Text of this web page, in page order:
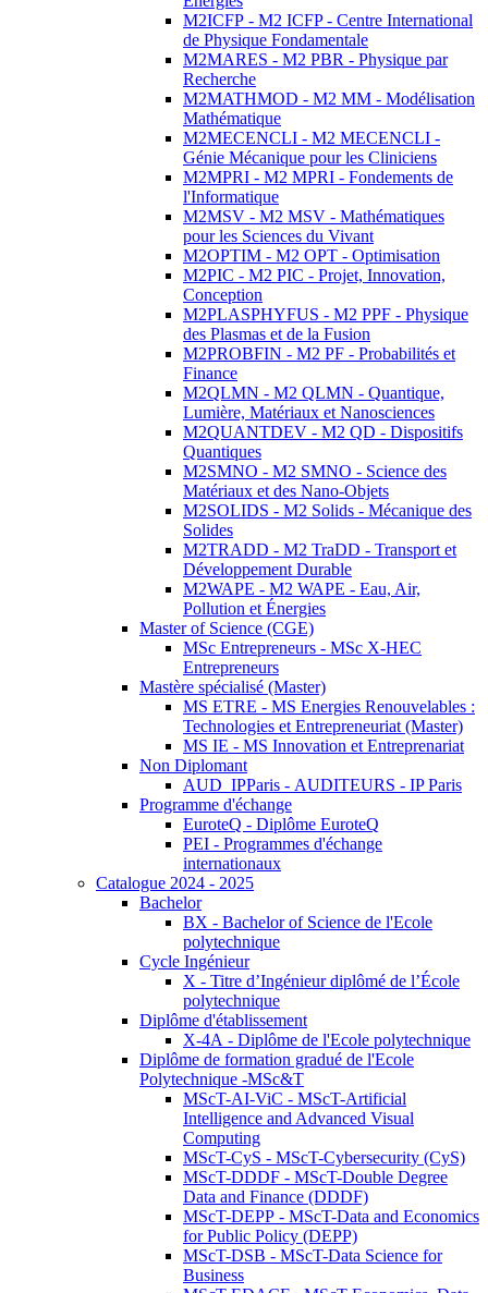
M2ICFP - M2 ICFP - Centre International
de Physique Fondamentale
M2MARES - M2 PBR - Physique par
Recherche
M2MATHMOD - M2 MM - Modélisation
Mathématique
M2MECENCLI - M2 MECENCLI -
Génie Mécanique pour les Cliniciens
M2MPRI - M2 MPRI - Fondements de
l'Informatique
M2MSV - M2 MSV - Mathématiques
pour les Sciences du Vivant
M2OPTIM - M2 OPT - Optimisation
M2PIC - M2 PIC - Projet, Innovation,
Conception
M2PLASPHYFUS - M2 PPF - Physique
des Plasmas et de la Fusion
M2PROBFIN - M2 PF - Probabilités et
Finance
M2QLMN - M2 QLMN - Quantique,
Lumière, Matériaux et Nanosciences
M2QUANTDEV - M2 QD - Dispositifs
Quantiques
M2SMNO - M2 SMNO - Science des
Matériaux et des Nano-Objets
M2SOLIDS - M2 Solids - Mécanique des
Solides
M2TRADD - M2 TraDD - Transport et
Développement Durable
M2WAPE - M2 WAPE - Eau, Air,
Pollution et Énergies
Master of Science (CGE)
MSc Entrepreneurs - MSc X-HEC
Entrepreneurs
Mastère spécialisé (Master)
MS ETRE - MS Energies Renouvelables :
Technologies et Entrepreneuriat (Master)
MS IE - MS Innovation et Entreprenariat
Non Diplomant
AUD_IPParis - AUDITEURS - IP Paris
Programme d'échange
EuroteQ - Diplôme EuroteQ
PEI - Programmes d'échange
internationaux
Catalogue 2024 - 2025
Bachelor
BX - Bachelor of Science de l'Ecole
polytechnique
Cycle Ingénieur
X - Titre d’Ingénieur diplômé de l’École
polytechnique
Diplôme d'établissement
X-4A - Diplôme de l'Ecole polytechnique
Diplôme de formation gradué de l'Ecole
Polytechnique -MSc&T
MScT-AI-ViC - MScT-Artificial
Intelligence and Advanced Visual
Computing
MScT-CyS - MScT-Cybersecurity (CyS)
MScT-DDDF - MScT-Double Degree
Data and Finance (DDDF)
MScT-DEPP - MScT-Data and Economics
for Public Policy (DEPP)
MScT-DSB - MScT-Data Science for
Business